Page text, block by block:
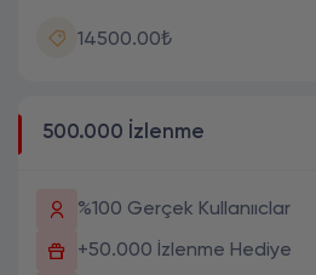
14500.00₺
500.000 İzlenme
%100 Gerçek Kullanııclar
+50.000 İzlenme Hediye